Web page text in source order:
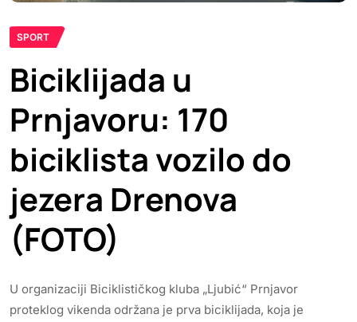
SPORT
Biciklijada u
Prnjavoru: 170
biciklista vozilo do
jezera Drenova
(FOTO)
U organizaciji Biciklističkog kluba „Ljubić“ Prnjavor
proteklog vikenda održana je prva biciklijada, koja je